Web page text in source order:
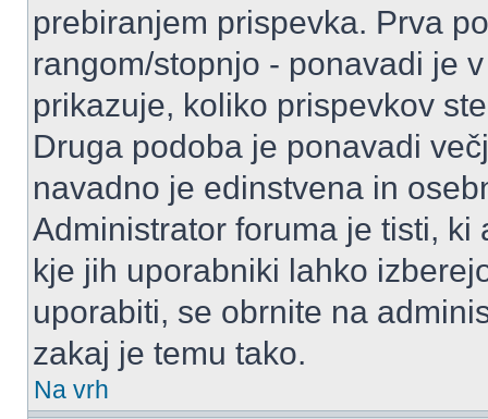
prebiranjem prispevka. Prva
rangom/stopnjo - ponavadi je
prikazuje, koliko prispevkov
Druga podoba je ponavadi
navadno je edinstvena in
Administrator foruma je tisti,
kje jih uporabniki lahko
uporabiti, se obrnite na
zakaj je temu tako.
Na vrh